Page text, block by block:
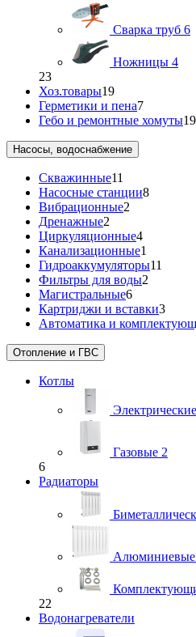
Сварка труб 6
Ножницы 4
23
Хоз.товары19
Герметики и пена7
Гебо и ремонтные хомуты19
Насосы, водоснабжение
Скважинные11
Насосные станции8
Вибрационные2
Дренажные2
Циркуляционные4
Канализационные1
Гидроаккумуляторы11
Фильтры для воды2
Магистральные6
Картриджи и вставки3
Автоматика и
Отопление и ГВС
Котлы
Электрические
Газовые 2
6
Радиаторы
Алюминиевые
22
Водонагреватели